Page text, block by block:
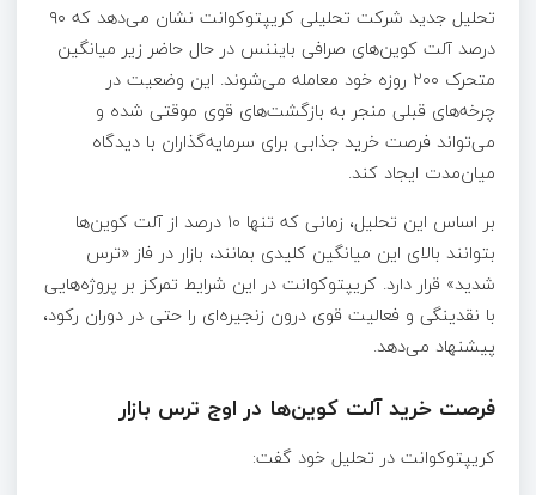
تحلیل جدید شرکت تحلیلی کریپتوکوانت نشان می‌دهد که ۹۰
درصد آلت کوین‌های صرافی بایننس در حال حاضر زیر میانگین
متحرک ۲۰۰ روزه خود معامله می‌شوند. این وضعیت در
چرخه‌های قبلی منجر به بازگشت‌های قوی موقتی شده و
می‌تواند فرصت خرید جذابی برای سرمایه‌گذاران با دیدگاه
میان‌مدت ایجاد کند.
بر اساس این تحلیل، زمانی که تنها ۱۰ درصد از آلت کوین‌ها
بتوانند بالای این میانگین کلیدی بمانند، بازار در فاز «ترس
شدید» قرار دارد. کریپتوکوانت در این شرایط تمرکز بر پروژه‌هایی
با نقدینگی و فعالیت قوی درون زنجیره‌ای را حتی در دوران رکود،
پیشنهاد می‌دهد.
فرصت خرید آلت کوین‌ها در اوج ترس بازار
کریپتوکوانت در تحلیل خود گفت: